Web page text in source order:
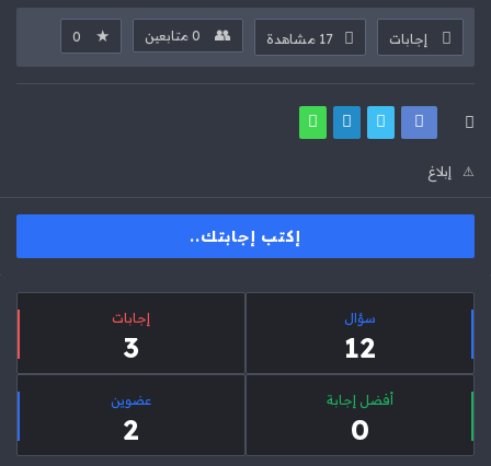
إجابات 17 مشاهدة 0 متابعين 0
إبلاغ
إكتب إجابتك..
القائمة
الجانبية
إحصائيات سؤال
12
‫إجابات
3
أفضل إجابة
0
عضوين
2